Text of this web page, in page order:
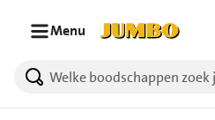
Menu